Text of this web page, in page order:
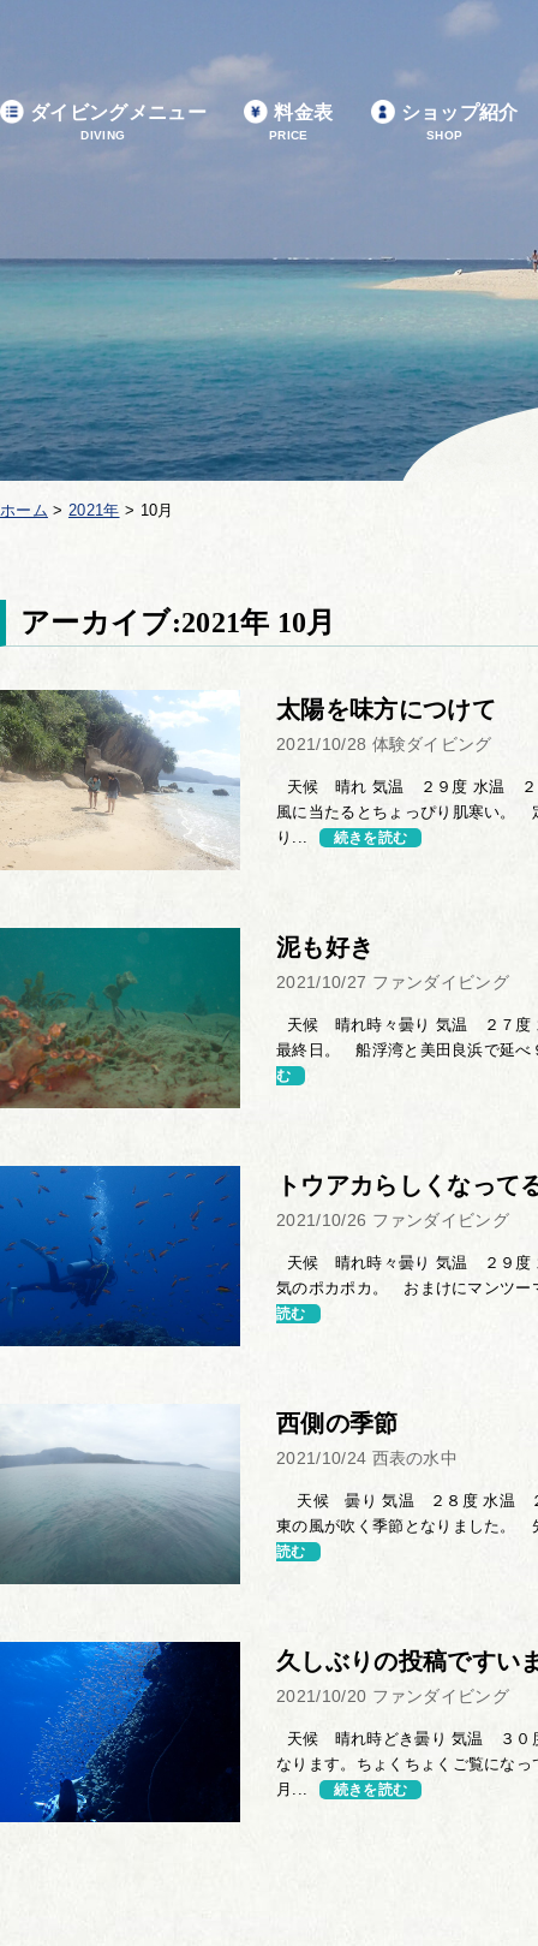
ダイビングメニュー
DIVING
料金表
PRICE
ショップ紹介
SHOP
ホーム > 2021年 > 10月
アーカイブ:2021年 10月
太陽を味方につけて
2021/10/28 体験ダイビング
天候 晴れ 気温 ２９度 水温 ２
風に当たるとちょっぴり肌寒い。
り...
続きを読む
泥も好き
2021/10/27 ファンダイビング
天候 晴れ時々曇り 気温 ２７
最終日。 船浮湾と美田良浜で延
む
トウアカらしくなって
2021/10/26 ファンダイビング
天候 晴れ時々曇り 気温 ２９
気のポカポカ。 おまけにマンツー
読む
西側の季節
2021/10/24 西表の水中
天候 曇り 気温 ２８度 水温 ２
東の風が吹く季節となりました。
読む
久しぶりの投稿ですい
2021/10/20 ファンダイビング
天候 晴れ時どき曇り 気温 ３
なります。ちょくちょくご覧にな
月...
続きを読む